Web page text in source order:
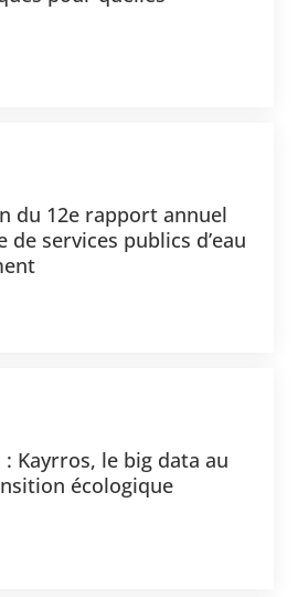
du 12e rapport annuel
de services publics d’eau
: Kayrros, le big data au
écologique